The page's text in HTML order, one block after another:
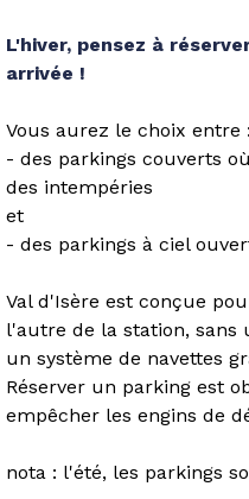
L'hiver, pensez à
arrivée !
Vous aurez le choix entre :
- des parkings couverts
des intempéries
et
- des parkings à ciel
Val d'Isère est conçue
l'autre de la station, sans
un système de navettes
Réserver un parking est
empêcher les engins de
nota : l'été, les parkings